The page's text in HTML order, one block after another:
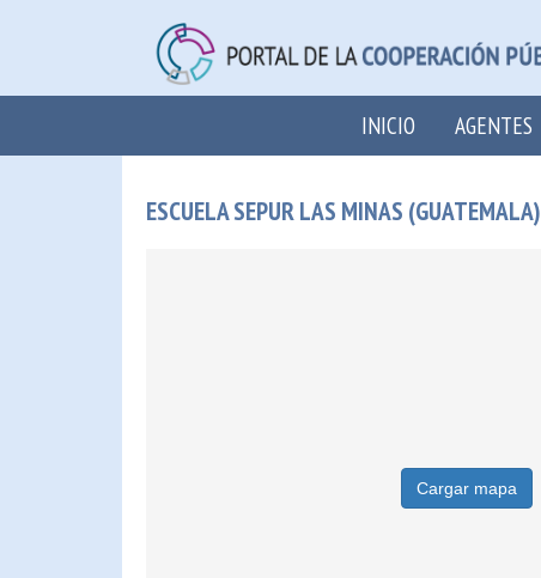
INICIO AGENTES
ESCUELA SEPUR LAS MINAS (GUATEMALA)
Cargar mapa